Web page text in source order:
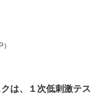
は、１次低刺激テス